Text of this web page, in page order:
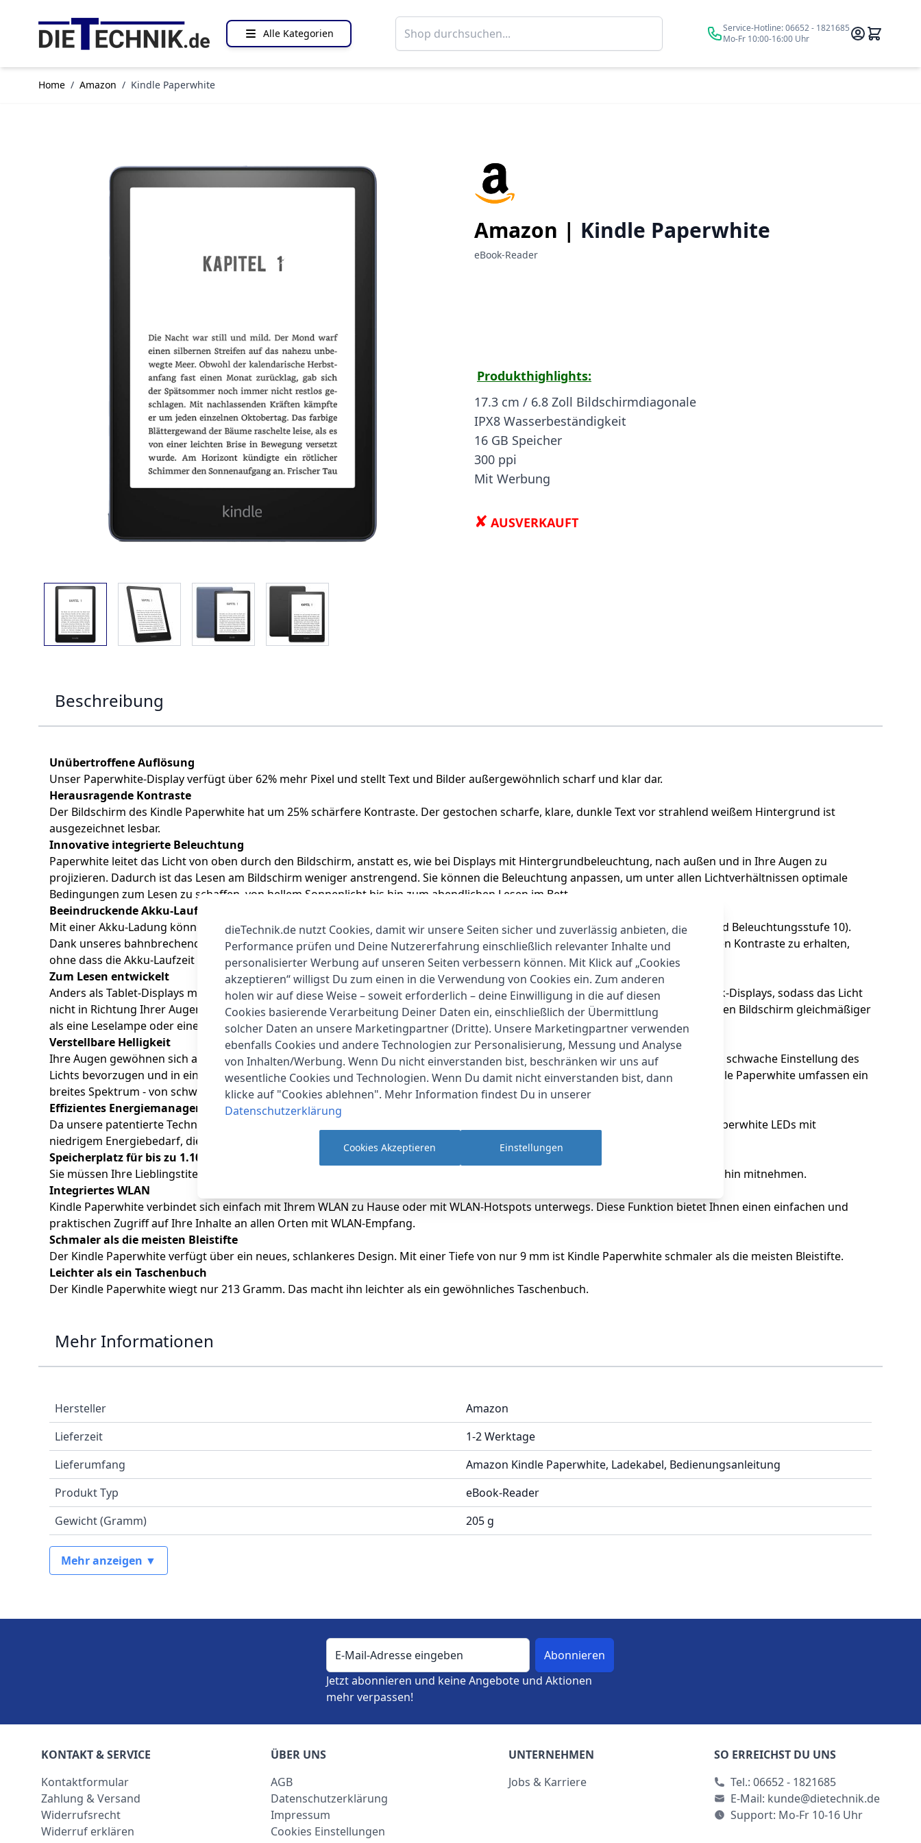
Alle Kategorien
Suche Service-Hotline:06652 - 1821685
Mo-Fr 10:00-16:00 Uhr
Home / Amazon / Kindle Paperwhite
Amazon | Kindle Paperwhite
eBook-Reader
View larger imageView larger imageView larger imageView larger image
Produkthighlights:
17.3 cm / 6.8 Zoll Bildschirmdiagonale
IPX8 Wasserbeständigkeit
16 GB Speicher
300 ppi
Mit Werbung
✘ AUSVERKAUFT
Beschreibung
Unübertroffene Auflösung
Unser Paperwhite-Display verfügt über 62% mehr Pixel und stellt Text und Bilder außergewöhnlich scharf und klar dar.
Herausragende Kontraste
Der Bildschirm des Kindle Paperwhite hat um 25% schärfere Kontraste. Der gestochen scharfe, klare, dunkle Text vor strahlend weißem Hintergrund ist
ausgezeichnet lesbar.
Innovative integrierte Beleuchtung
Paperwhite leitet das Licht von oben durch den Bildschirm, anstatt es, wie bei Displays mit Hintergrundbeleuchtung, nach außen und in Ihre Augen zu
projizieren. Dadurch ist das Lesen am Bildschirm weniger anstrengend. Sie können die Beleuchtung anpassen, um unter allen Lichtverhältnissen optimale
Bedingungen zum Lesen zu schaffen, von hellem Sonnenlicht bis hin zum abendlichen Lesen im Bett.
Beeindruckende Akku-Laufzeit
Mit einer Akku-Ladung können Sie bis zu acht Wochen lesen (bei einer halben Stunde Lesezeit pro Tag, ausgeschaltetem WLAN und Beleuchtungsstufe 10).
Dank unseres bahnbrechenden Energiemanagements können Sie das Licht permanent eingeschaltet lassen, um die bestmöglichen Kontraste zu erhalten,
ohne dass die Akku-Laufzeit dadurch verkürzt wird.
Zum Lesen entwickelt
Anders als Tablet-Displays mit Hintergrundbeleuchtung leitet der Kindle Paperwhite Licht von oben durch die Oberfläche des E Ink-Displays, sodass das Licht
nicht in Richtung Ihrer Augen scheint. Dadurch können Sie bequem lesen, ohne zu ermüden. Die integrierte Beleuchtung erhellt den Bildschirm gleichmäßiger
als eine Leselampe oder eine Hülle mit integrierter Leselampe.
Verstellbare Helligkeit
Ihre Augen gewöhnen sich an die Lichtverhältnisse in Ihrer Umgebung. Daher werden Sie unter dunkleren Lichtverhältnissen eine schwache Einstellung des
Lichts bevorzugen und in einer gut beleuchteten Umgebung eine hellere Einstellung wählen. Die Helligkeitseinstellungen des Kindle Paperwhite umfassen ein
breites Spektrum - von schwach bis sehr hell - sodass Sie unter allen Umständen bequem lesen können.
Effizientes Energiemanagement
Da unsere patentierte Technologie uns die volle Kontrolle darüber ermöglicht, wie das Licht verteilt wird, verwendet der Kindle Paperwhite LEDs mit
niedrigem Energiebedarf, die kaum Strom benötigen, um den gesamten Bildschirm zu beleuchten.
Speicherplatz für bis zu 1.100 Bücher
Sie müssen Ihre Lieblingstitel nie wieder zu Hause lassen. Mit dem Kindle Paperwhite können Sie Ihre komplette Bibliothek überallhin mitnehmen.
Integriertes WLAN
Kindle Paperwhite verbindet sich einfach mit Ihrem WLAN zu Hause oder mit WLAN-Hotspots unterwegs. Diese Funktion bietet Ihnen einen einfachen und
praktischen Zugriff auf Ihre Inhalte an allen Orten mit WLAN-Empfang.
Schmaler als die meisten Bleistifte
Der Kindle Paperwhite verfügt über ein neues, schlankeres Design. Mit einer Tiefe von nur 9 mm ist Kindle Paperwhite schmaler als die meisten Bleistifte.
Leichter als ein Taschenbuch
Der Kindle Paperwhite wiegt nur 213 Gramm. Das macht ihn leichter als ein gewöhnliches Taschenbuch.
Mehr Informationen
Hersteller
Amazon
Lieferzeit
1-2 Werktage
Lieferumfang
Amazon Kindle Paperwhite, Ladekabel, Bedienungsanleitung
Produkt Typ
eBook-Reader
Gewicht (Gramm)
205 g
Mehr anzeigen ▼
E-Mail-Adresse
Jetzt abonnieren und keine Angebote und Aktionen
mehr verpassen!
KONTAKT & SERVICE
Kontaktformular
Zahlung & Versand
Widerrufsrecht
Widerruf erklären
ÜBER UNS
AGB
Datenschutzerklärung
Impressum
Cookies Einstellungen
UNTERNEHMEN
Jobs & Karriere
SO ERREICHST DU UNS
Tel.: 06652 - 1821685
E-Mail: kunde@dietechnik.de
Support: Mo-Fr 10-16 Uhr
dieTechnik.de nutzt Cookies, damit wir unsere Seiten sicher und zuverlässig anbieten, die
Performance prüfen und Deine Nutzererfahrung einschließlich relevanter Inhalte und
personalisierter Werbung auf unseren Seiten verbessern können. Mit Klick auf „Cookies
akzeptieren“ willigst Du zum einen in die Verwendung von Cookies ein. Zum anderen
holen wir auf diese Weise – soweit erforderlich – deine Einwilligung in die auf diesen
Cookies basierende Verarbeitung Deiner Daten ein, einschließlich der Übermittlung
solcher Daten an unsere Marketingpartner (Dritte). Unsere Marketingpartner verwenden
ebenfalls Cookies und andere Technologien zur Personalisierung, Messung und Analyse
von Inhalten/Werbung. Wenn Du nicht einverstanden bist, beschränken wir uns auf
wesentliche Cookies und Technologien. Wenn Du damit nicht einverstanden bist, dann
klicke auf "Cookies ablehnen". Mehr Information findest Du in unserer
Datenschutzerklärung
Cookies Akzeptieren Einstellungen